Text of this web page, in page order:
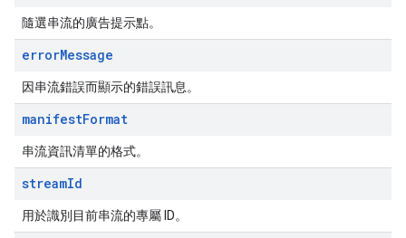
隨選串流的廣告提示點。
errorMessage
因串流錯誤而顯示的錯誤訊息。
manifestFormat
串流資訊清單的格式。
streamId
用於識別目前串流的專屬 ID。